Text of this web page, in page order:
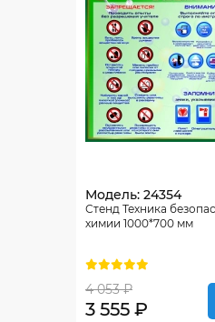
Модель: 24354
Стенд Техника
химии 1000*700 мм
4 053 ₽
3 555 ₽